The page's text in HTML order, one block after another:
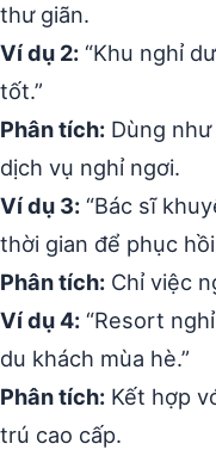
thư giãn.
Ví dụ 2: “Khu nghỉ
tốt.”
Phân tích: Dùng
dịch vụ nghỉ ngơi.
Ví dụ 3: “Bác sĩ
thời gian để phục
Phân tích: Chỉ việc
Ví dụ 4: “Resort
du khách mùa hè.”
Phân tích: Kết hợp
trú cao cấp.